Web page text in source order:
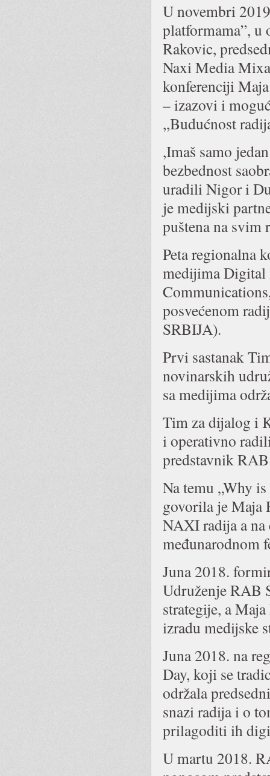
U novembri
platformama”, u
Rakovic,
Naxi Media
konferenciji
– izazovi i
,,Budućnost
,Imaš samo
bezbednost
uradili Nigor i
je medijski
puštena na svim
Peta regionalna
medijima Digital
posvećenom
SRBIJA).
Prvi sastanak
novinarskih
sa medijima
Tim za dijalog i
i operativno
predstavnik
Na temu „Why
govorila je Maja
NAXI radija a na
međunarodnom
Juna 2018.
Udruženje RAB
strategije, a
izradu medijske
Juna 2018. na
Day, koji se
održala
snazi radija i o
prilagoditi ih
U martu 2018.